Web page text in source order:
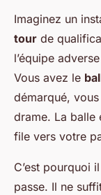
Imaginez un
tour de
l’équipe
Vous avez le
démarqué,
drame. La balle
file vers votre
C’est pourquoi
passe. Il ne